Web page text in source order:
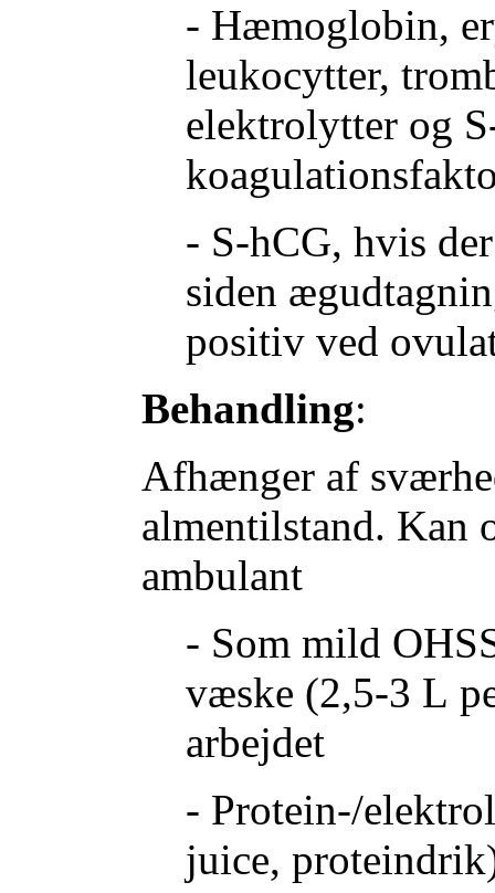
- Hæmoglobin,
leukocytter,
elektrolytter og
- S-hCG, hvis
siden
positiv ved
Behandling:
Afhænger af
almentilstand. Kan
ambulant
- Som mild
væske (2,5-3 L
arbejdet
- Protein-/
juice,